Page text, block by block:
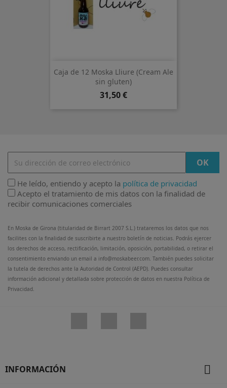
Caja de 12 Moska Lliure (Cream Ale
sin gluten)
Precio
31,50 €
He leído, entiendo y acepto la política de privacidad
Acepto el tratamiento de mis datos con la finalidad de
recibir comunicaciones comerciales
En Moska de Girona (titularidad de Birrart 2007 S.L.) trataremos los datos que nos
facilites con la finalidad de suscribirte a nuestro boletín de noticias. Podrás ejercer
los derechos de acceso, rectificación, limitación, oposición, portabilidad, o retirar el
consentimiento enviando un email a info@moskabeer.com. También puedes solicitar
la tutela de derechos ante la Autoridad de Control (AEPD). Puedes consultar
información adicional y detallada sobre protección de datos en nuestra Política de
Privacidad.
INFORMACIÓN 